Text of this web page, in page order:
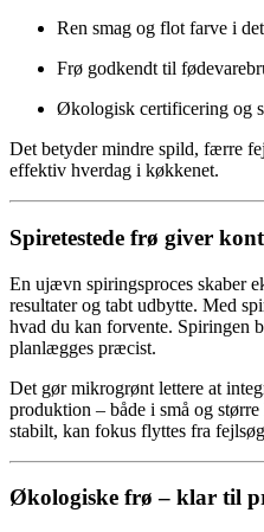
Ren smag og flot farve i
Frø godkendt til
Økologisk certificering og
Det betyder mindre spild, færre
effektiv hverdag i køkkenet.
Spiretestede frø giver
En ujævn spiringsproces skaber
resultater og tabt udbytte. Med
hvad du kan forvente. Spiringen
planlægges præcist.
Det gør mikrogrønt lettere at
produktion – både i små og
stabilt, kan fokus flyttes fra
Økologiske frø – klar til